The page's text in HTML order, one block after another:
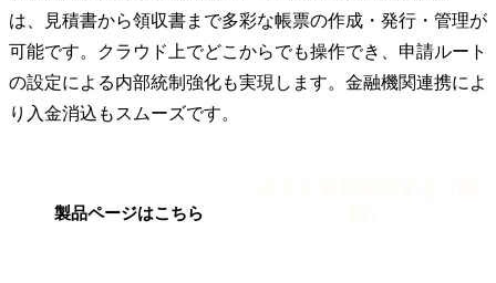
は、見積書から領収書まで多彩な帳票の作成・発行・管理が
可能です。クラウド上でどこからでも操作でき、申請ルート
の設定による内部統制強化も実現します。金融機関連携によ
り入金消込もスムーズです。
製品ページはこちら